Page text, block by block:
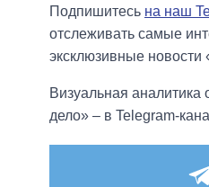
Подпишитесь на наш
отслеживать самые
эксклюзивные новости
Визуальная аналитика
дело» – в Telegram-